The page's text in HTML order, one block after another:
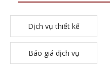
Dịch vụ thiết kế
Báo giá dịch vụ